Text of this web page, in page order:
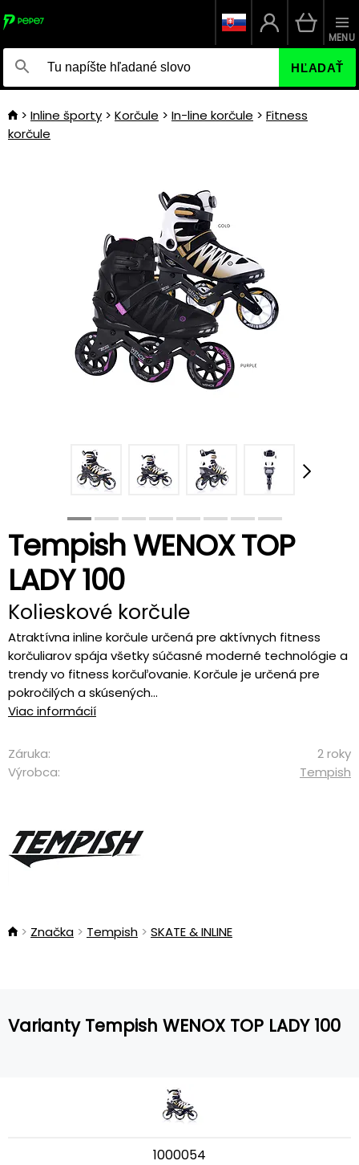
HĽADAŤ
MENU
Inline športy Korčule In-line korčule
Fitness
korčule
Tempish WENOX TOP
LADY 100
Kolieskové korčule
Atraktívna inline korčule určená pre aktívnych fitness
korčuliarov spája všetky súčasné moderné technológie a
trendy vo fitness korčuľovanie. Korčule je určená pre
pokročilých a skúsených...
Viac informácií
Záruka:
2 roky
Výrobca:
Tempish
Značka Tempish SKATE & INLINE
Varianty Tempish WENOX TOP LADY 100
1000054